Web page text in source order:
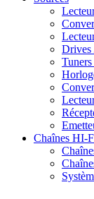
Drives
Chaînes HI-